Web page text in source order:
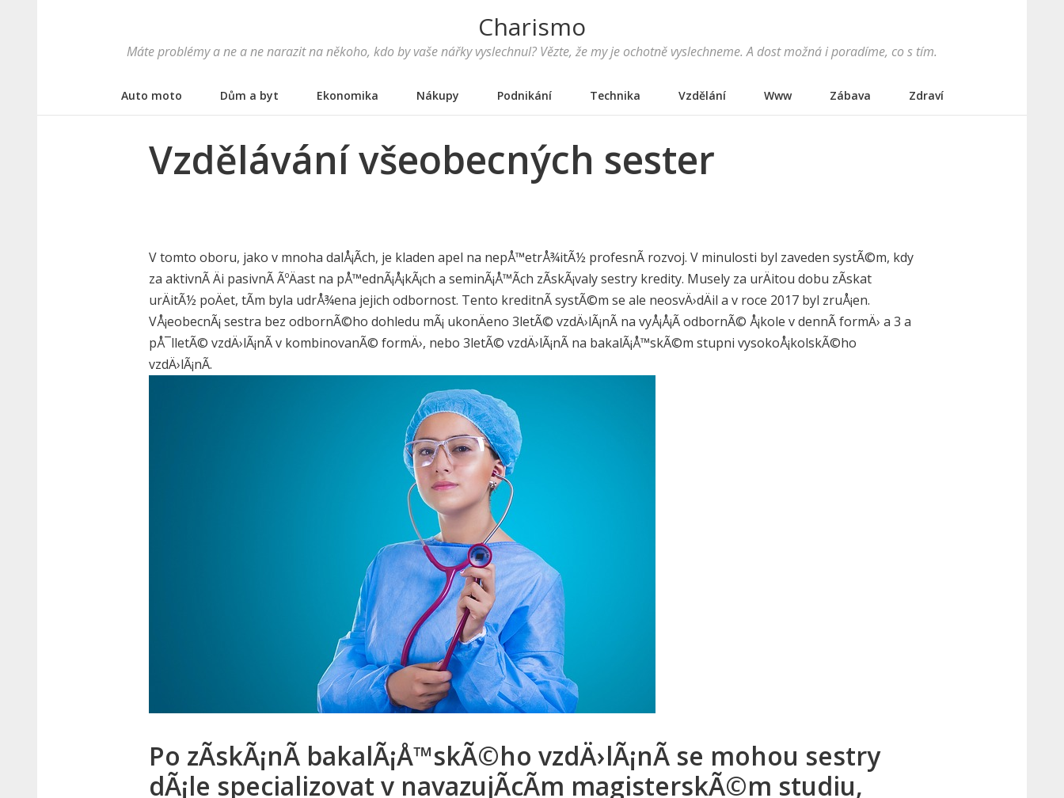
Charismo
Máte problémy a ne a ne narazit na někoho, kdo by vaše nářky vyslechnul? Vězte, že my je ochotně vyslechneme. A dost možná i poradíme, co s tím.
Auto moto Dům a byt Ekonomika Nákupy Podnikání Technika Vzdělání Www Zábava Zdraví
Vzdělávání všeobecných sester
V tomto oboru, jako v mnoha dalÅ¡Ã­ch, je kladen apel na nepÅ™etrÅ¾itÃ½ profesnÃ­ rozvoj. V minulosti byl zaveden systÃ©m, kdy
za aktivnÃ­ Äi pasivnÃ­ ÃºÄast na pÅ™ednÃ¡Å¡kÃ¡ch a seminÃ¡Å™Ã­ch zÃ­skÃ¡valy sestry kredity. Musely za urÄitou dobu zÃ­skat
urÄitÃ½ poÄet, tÃ­m byla udrÅ¾ena jejich odbornost. Tento kreditnÃ­ systÃ©m se ale neosvÄ›dÄil a v roce 2017 byl zruÅ¡en.
VÅ¡eobecnÃ¡ sestra bez odbornÃ©ho dohledu mÃ¡ ukonÄeno 3letÃ© vzdÄ›lÃ¡nÃ­ na vyÅ¡Å¡Ã­ odbornÃ© Å¡kole v dennÃ­ formÄ› a 3 a
pÅ¯lletÃ© vzdÄ›lÃ¡nÃ­ v kombinovanÃ© formÄ›, nebo 3letÃ© vzdÄ›lÃ¡nÃ­ na bakalÃ¡Å™skÃ©m stupni vysokoÅ¡kolskÃ©ho
vzdÄ›lÃ¡nÃ­.
Po zÃ­skÃ¡nÃ­ bakalÃ¡Å™skÃ©ho vzdÄ›lÃ¡nÃ­ se mohou sestry
dÃ¡le specializovat v navazujÃ­cÃ­m magisterskÃ©m studiu,